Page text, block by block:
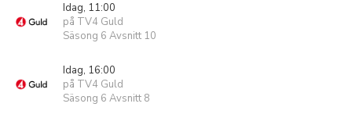
Idag, 11:00
på TV4 Guld
Säsong 6 Avsnitt 10
Idag, 16:00
på TV4 Guld
Säsong 6 Avsnitt 8